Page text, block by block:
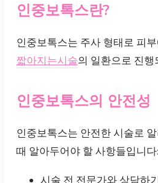
인중보톡스란?
인중보톡스는 주사 형태로 피
짧아지는시술의 일환으로 진
인중보톡스의 안전성
인중보톡스는 안전한 시술로
때 알아두어야 할 사항들입니다:
시술 전 전문가와 상담하